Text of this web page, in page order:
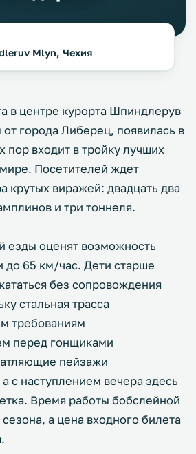
Mlyn, Чехия
в центре курорта Шпиндлерув
города Либерец, появилась в
пор входит в тройку лучших
Посетителей ждет
крутых виражей: двадцать два
и три тоннеля.
езды оценят возможность
до 65 км/час. Дети старше
без сопровождения
стальная трасса
требованиям
перед гонщиками
пейзажи
с наступлением вечера здесь
Время работы бобслейной
а цена входного билета